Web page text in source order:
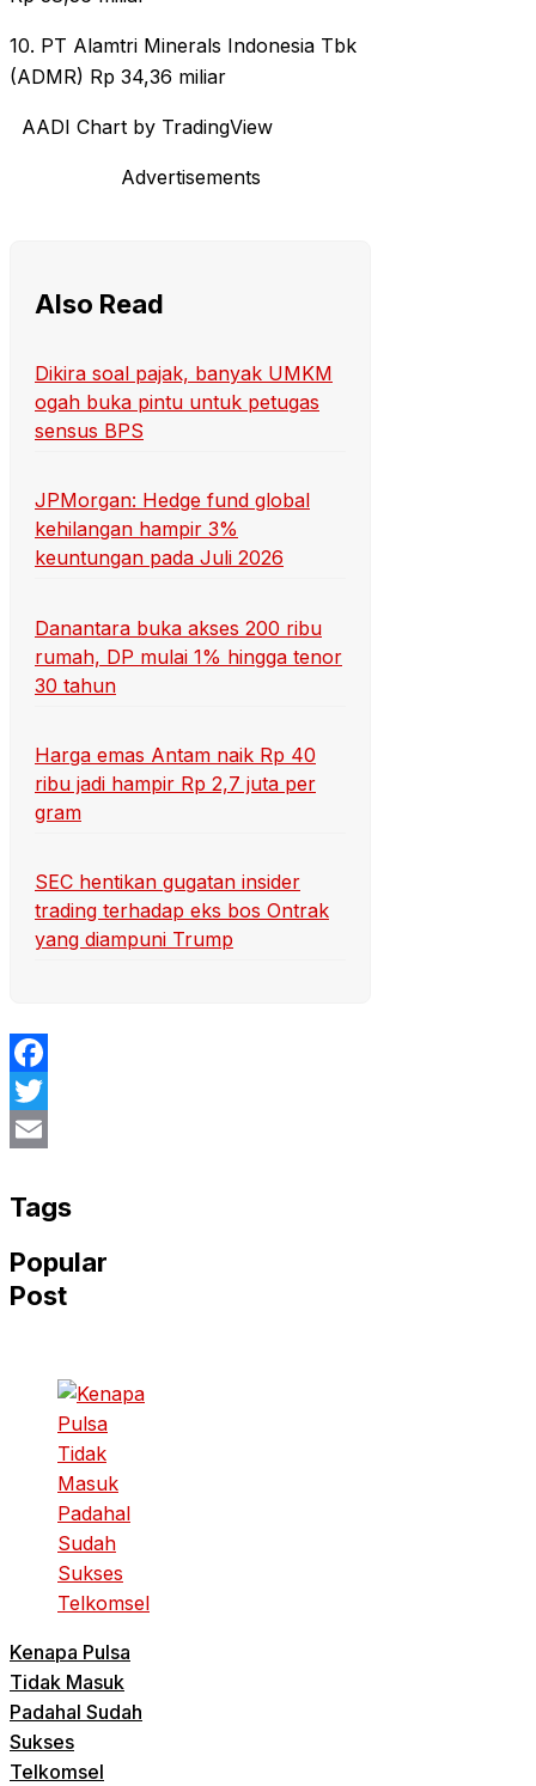
10. PT Alamtri Minerals Indonesia Tbk
(ADMR) Rp 34,36 miliar
AADI Chart by TradingView
Advertisements
Also Read
Dikira soal pajak, banyak UMKM
ogah buka pintu untuk petugas
sensus BPS
JPMorgan: Hedge fund global
kehilangan hampir 3%
keuntungan pada Juli 2026
Danantara buka akses 200 ribu
rumah, DP mulai 1% hingga tenor
30 tahun
Harga emas Antam naik Rp 40
ribu jadi hampir Rp 2,7 juta per
gram
SEC hentikan gugatan insider
trading terhadap eks bos Ontrak
yang diampuni Trump
Facebook
Twitter
Tags
Popular
Post
Kenapa Pulsa
Tidak Masuk
Padahal Sudah
Sukses
Telkomsel